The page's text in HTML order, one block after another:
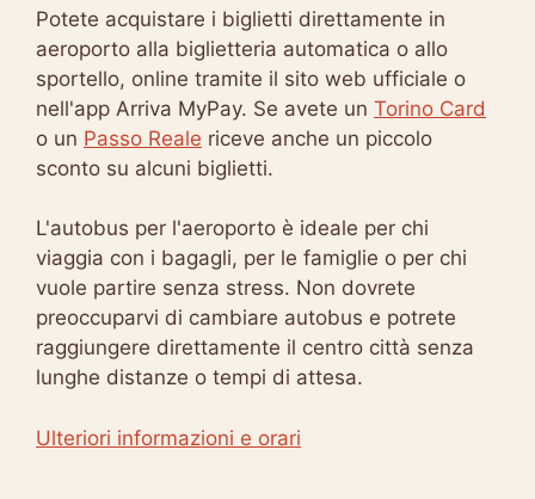
Potete acquistare i biglietti direttamente in
aeroporto alla biglietteria automatica o allo
sportello, online tramite il sito web ufficiale o
nell'app Arriva MyPay. Se avete un Torino Card
o un Passo Reale riceve anche un piccolo
sconto su alcuni biglietti.
L'autobus per l'aeroporto è ideale per chi
viaggia con i bagagli, per le famiglie o per chi
vuole partire senza stress. Non dovrete
preoccuparvi di cambiare autobus e potrete
raggiungere direttamente il centro città senza
lunghe distanze o tempi di attesa.
Ulteriori informazioni e orari